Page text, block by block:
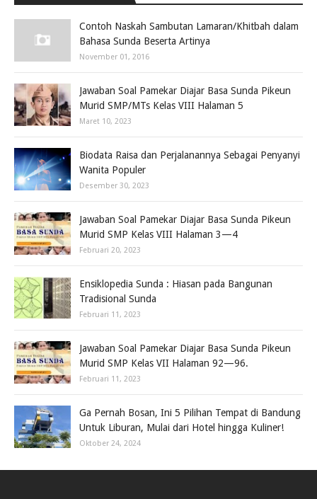
Contoh Naskah Sambutan Lamaran/Khitbah dalam
Bahasa Sunda Beserta Artinya
November 01, 2016
Jawaban Soal Pamekar Diajar Basa Sunda Pikeun
Murid SMP/MTs Kelas VIII Halaman 5
Maret 10, 2023
Biodata Raisa dan Perjalanannya Sebagai Penyanyi
Wanita Populer
Desember 30, 2023
Jawaban Soal Pamekar Diajar Basa Sunda Pikeun
Murid SMP Kelas VIII Halaman 3—4
Februari 20, 2023
Ensiklopedia Sunda : Hiasan pada Bangunan
Tradisional Sunda
Februari 11, 2023
Jawaban Soal Pamekar Diajar Basa Sunda Pikeun
Murid SMP Kelas VII Halaman 92—96.
Februari 11, 2023
Ga Pernah Bosan, Ini 5 Pilihan Tempat di Bandung
Untuk Liburan, Mulai dari Hotel hingga Kuliner!
Oktober 24, 2024